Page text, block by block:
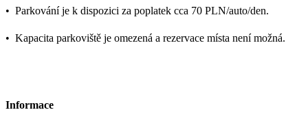
• Parkování je k dispozici za poplatek cca 70 PLN/auto/den.
• Kapacita parkoviště je omezená a rezervace místa není možná.
Informace